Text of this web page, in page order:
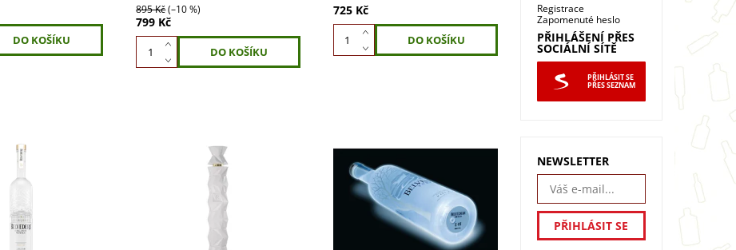
895 Kč(–10 %)
799 Kč
725 Kč
NIGHT SABRE
Hladká vodka z
tradicí.
chuť.
Belvedere 10, luxusní vodka z
100% organického žita
Diamond. Vychutnejte
bezchybný zážitek z nejlepší
polské farmy. 40% ABV. Bez
umělých aditiv....
Belvedere Pure NIGHT SABRE
3l rozsvítí vaši noc! Exkluzivní
láhev s inovativním designem,
dříve jen pro prémiové kluby,
nyní pro vaši domácí párty....
Registrace
Zapomenuté heslo
PŘIHLÁŠENÍ PŘES
SOCIÁLNÍ SÍTĚ
PŘIHLÁSIT SE
PŘES SEZNAM
NEWSLETTER